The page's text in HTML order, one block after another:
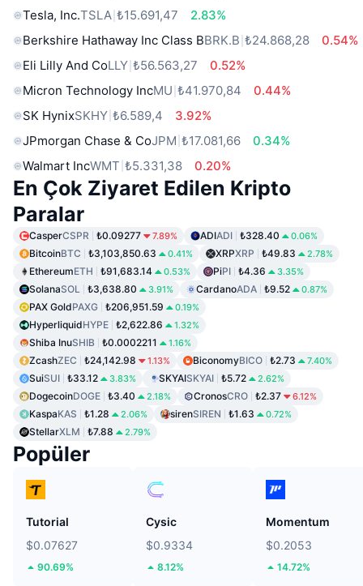
Tesla, Inc.TSLA ₺15.691,47
2.83%
Berkshire Hathaway Inc Class BBRK.B ₺24.868,28
0.54%
Eli Lilly And CoLLY ₺56.563,27
0.52%
Micron Technology IncMU ₺41.970,84
0.44%
SK HynixSKHY ₺6.589,4
3.92%
JPmorgan Chase & CoJPM ₺17.081,66
0.34%
Walmart IncWMT ₺5.331,38 0.20%
En Çok Ziyaret Edilen Kripto
Paralar
CasperCSPR ₺0.09277 7.89% ADIADI ₺328.40 0.06%
BitcoinBTC ₺3,103,850.63 0.41% XRPXRP ₺49.83 2.78%
EthereumETH ₺91,683.14 0.53% PiPI ₺4.36 3.35%
SolanaSOL ₺3,638.80 3.91% CardanoADA ₺9.52 0.87%
PAX GoldPAXG ₺206,951.59 0.19%
HyperliquidHYPE ₺2,622.86 1.32%
Shiba InuSHIB ₺0.0002211 1.16%
ZcashZEC ₺24,142.98 1.13% BiconomyBICO ₺2.73 7.40%
SuiSUI ₺33.12 3.83% SKYAISKYAI ₺5.72 2.62%
DogecoinDOGE ₺3.40 2.18% CronosCRO ₺2.37 6.12%
KaspaKAS ₺1.28 2.06% sirenSIREN ₺1.63 0.72%
StellarXLM ₺7.88 2.79%
Popüler
Tutorial
$0.07627
90.69%
Cysic
$0.9334
8.12%
Momentum
$0.2053
14.72%